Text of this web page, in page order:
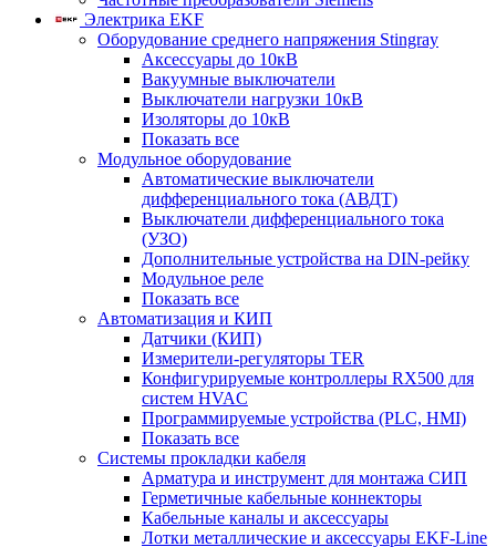
Электрика EKF
Оборудование среднего напряжения Stingray
Аксессуары до 10кВ
Вакуумные выключатели
Выключатели нагрузки 10кВ
Изоляторы до 10кВ
Показать все
Модульное оборудование
Автоматические выключатели
дифференциального тока (АВДТ)
Выключатели дифференциального тока
(УЗО)
Дополнительные устройства на DIN-рейку
Модульное реле
Показать все
Автоматизация и КИП
Датчики (КИП)
Измерители-регуляторы TER
Конфигурируемые контроллеры RX500 для
систем HVAC
Программируемые устройства (PLC, HMI)
Показать все
Системы прокладки кабеля
Арматура и инструмент для монтажа СИП
Герметичные кабельные коннекторы
Кабельные каналы и аксессуары
Лотки металлические и аксессуары EKF-Line